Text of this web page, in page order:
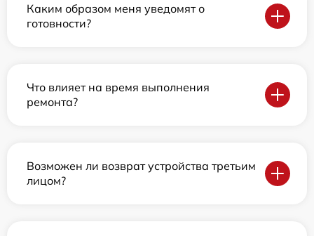
Каким образом меня уведомят о
готовности?
Что влияет на время выполнения
ремонта?
Возможен ли возврат устройства третьим
лицом?